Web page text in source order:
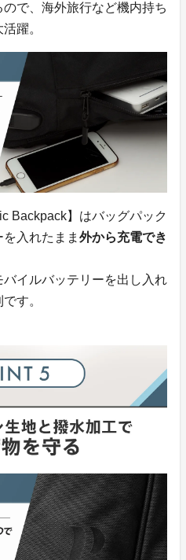
ので、海外旅行など機内持ち
躍。
Backpack】はバッグパック
入れたまま 外から充電でき
イルバッテリーを出し入れ
す。